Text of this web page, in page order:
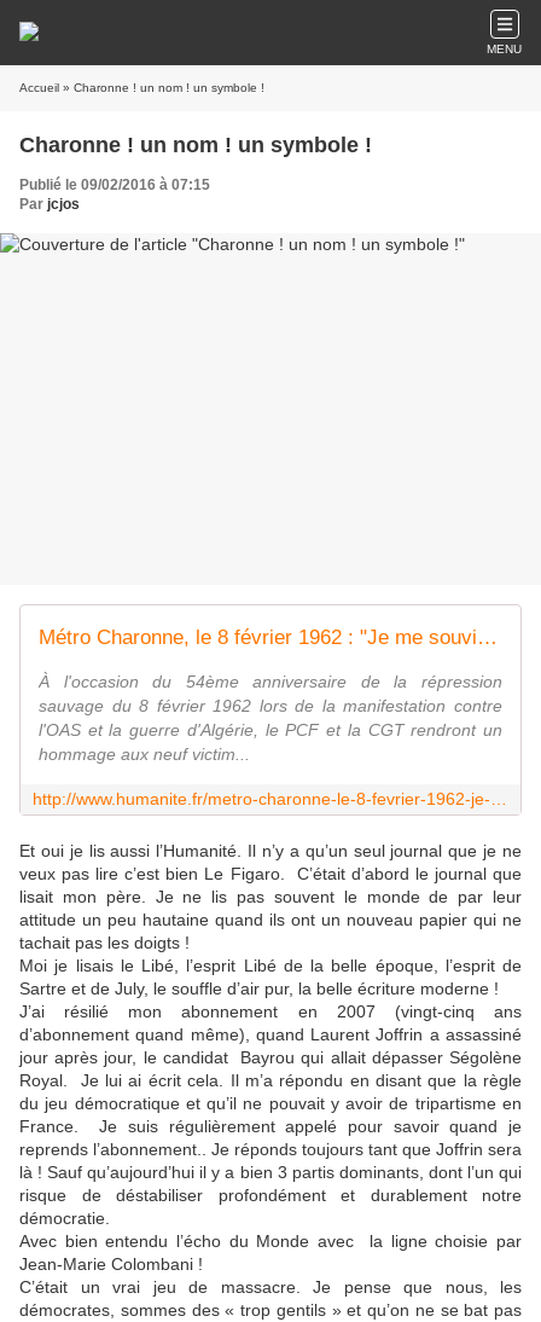
MENU
Accueil » Charonne ! un nom ! un symbole !
Charonne ! un nom ! un symbole !
Publié le 09/02/2016 à 07:15
Par jcjos
Métro Charonne, le 8 février 1962 : "Je me souviens..."
À l'occasion du 54ème anniversaire de la répression
sauvage du 8 février 1962 lors de la manifestation contre
l'OAS et la guerre d'Algérie, le PCF et la CGT rendront un
hommage aux neuf victim...
Et oui je lis aussi l’Humanité. Il n’y a qu’un seul journal que je ne
veux pas lire c’est bien Le Figaro. C’était d’abord le journal que
lisait mon père. Je ne lis pas souvent le monde de par leur
attitude un peu hautaine quand ils ont un nouveau papier qui ne
tachait pas les doigts !
Moi je lisais le Libé, l’esprit Libé de la belle époque, l’esprit de
Sartre et de July, le souffle d’air pur, la belle écriture moderne !
J’ai résilié mon abonnement en 2007 (vingt-cinq ans
d’abonnement quand même), quand Laurent Joffrin a assassiné
jour après jour, le candidat Bayrou qui allait dépasser Ségolène
Royal. Je lui ai écrit cela. Il m’a répondu en disant que la règle
du jeu démocratique et qu’il ne pouvait y avoir de tripartisme en
France. Je suis régulièrement appelé pour savoir quand je
reprends l’abonnement.. Je réponds toujours tant que Joffrin sera
là ! Sauf qu’aujourd’hui il y a bien 3 partis dominants, dont l’un qui
risque de déstabiliser profondément et durablement notre
démocratie.
Avec bien entendu l’écho du Monde avec la ligne choisie par
Jean-Marie Colombani !
C’était un vrai jeu de massacre. Je pense que nous, les
démocrates, sommes des « trop gentils » et qu’on ne se bat pas